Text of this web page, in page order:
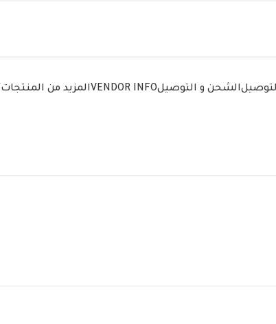
الشحن و التوصيلVENDOR INFOالمزيد من المنتجات